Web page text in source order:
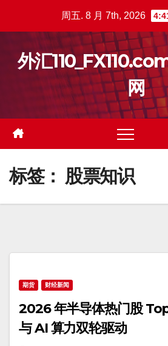
周五. 8 月 7th, 2026
外汇
网
标签： 股票知识
期货 财经新闻
2026 年半导体热门股
与 AI 算力双轮驱动